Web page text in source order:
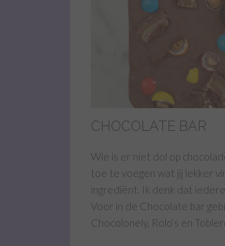
CHOCOLATE BAR
Wie is er niet dol op
toe te voegen wat jij lekker
ingrediënt. Ik denk dat
Voor in de Chocolate bar
Chocolonely, Rolo’s en